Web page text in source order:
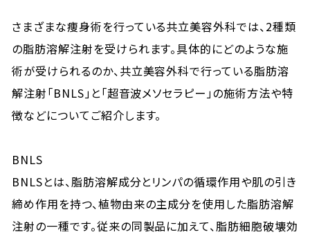
さまざまな痩身術を行っている共立美容外科では、2種類
の脂肪溶解注射を受けられます。具体的にどのような施
術が受けられるのか、共立美容外科で行っている脂肪溶
解注射「BNLS」と「超音波メソセラピー」の施術方法や特
徴などについてご紹介します。
BNLS
BNLSとは、脂肪溶解成分とリンパの循環作用や肌の引き
締め作用を持つ、植物由来の主成分を使用した脂肪溶解
注射の一種です。従来の同製品に加えて、脂肪細胞破壊効